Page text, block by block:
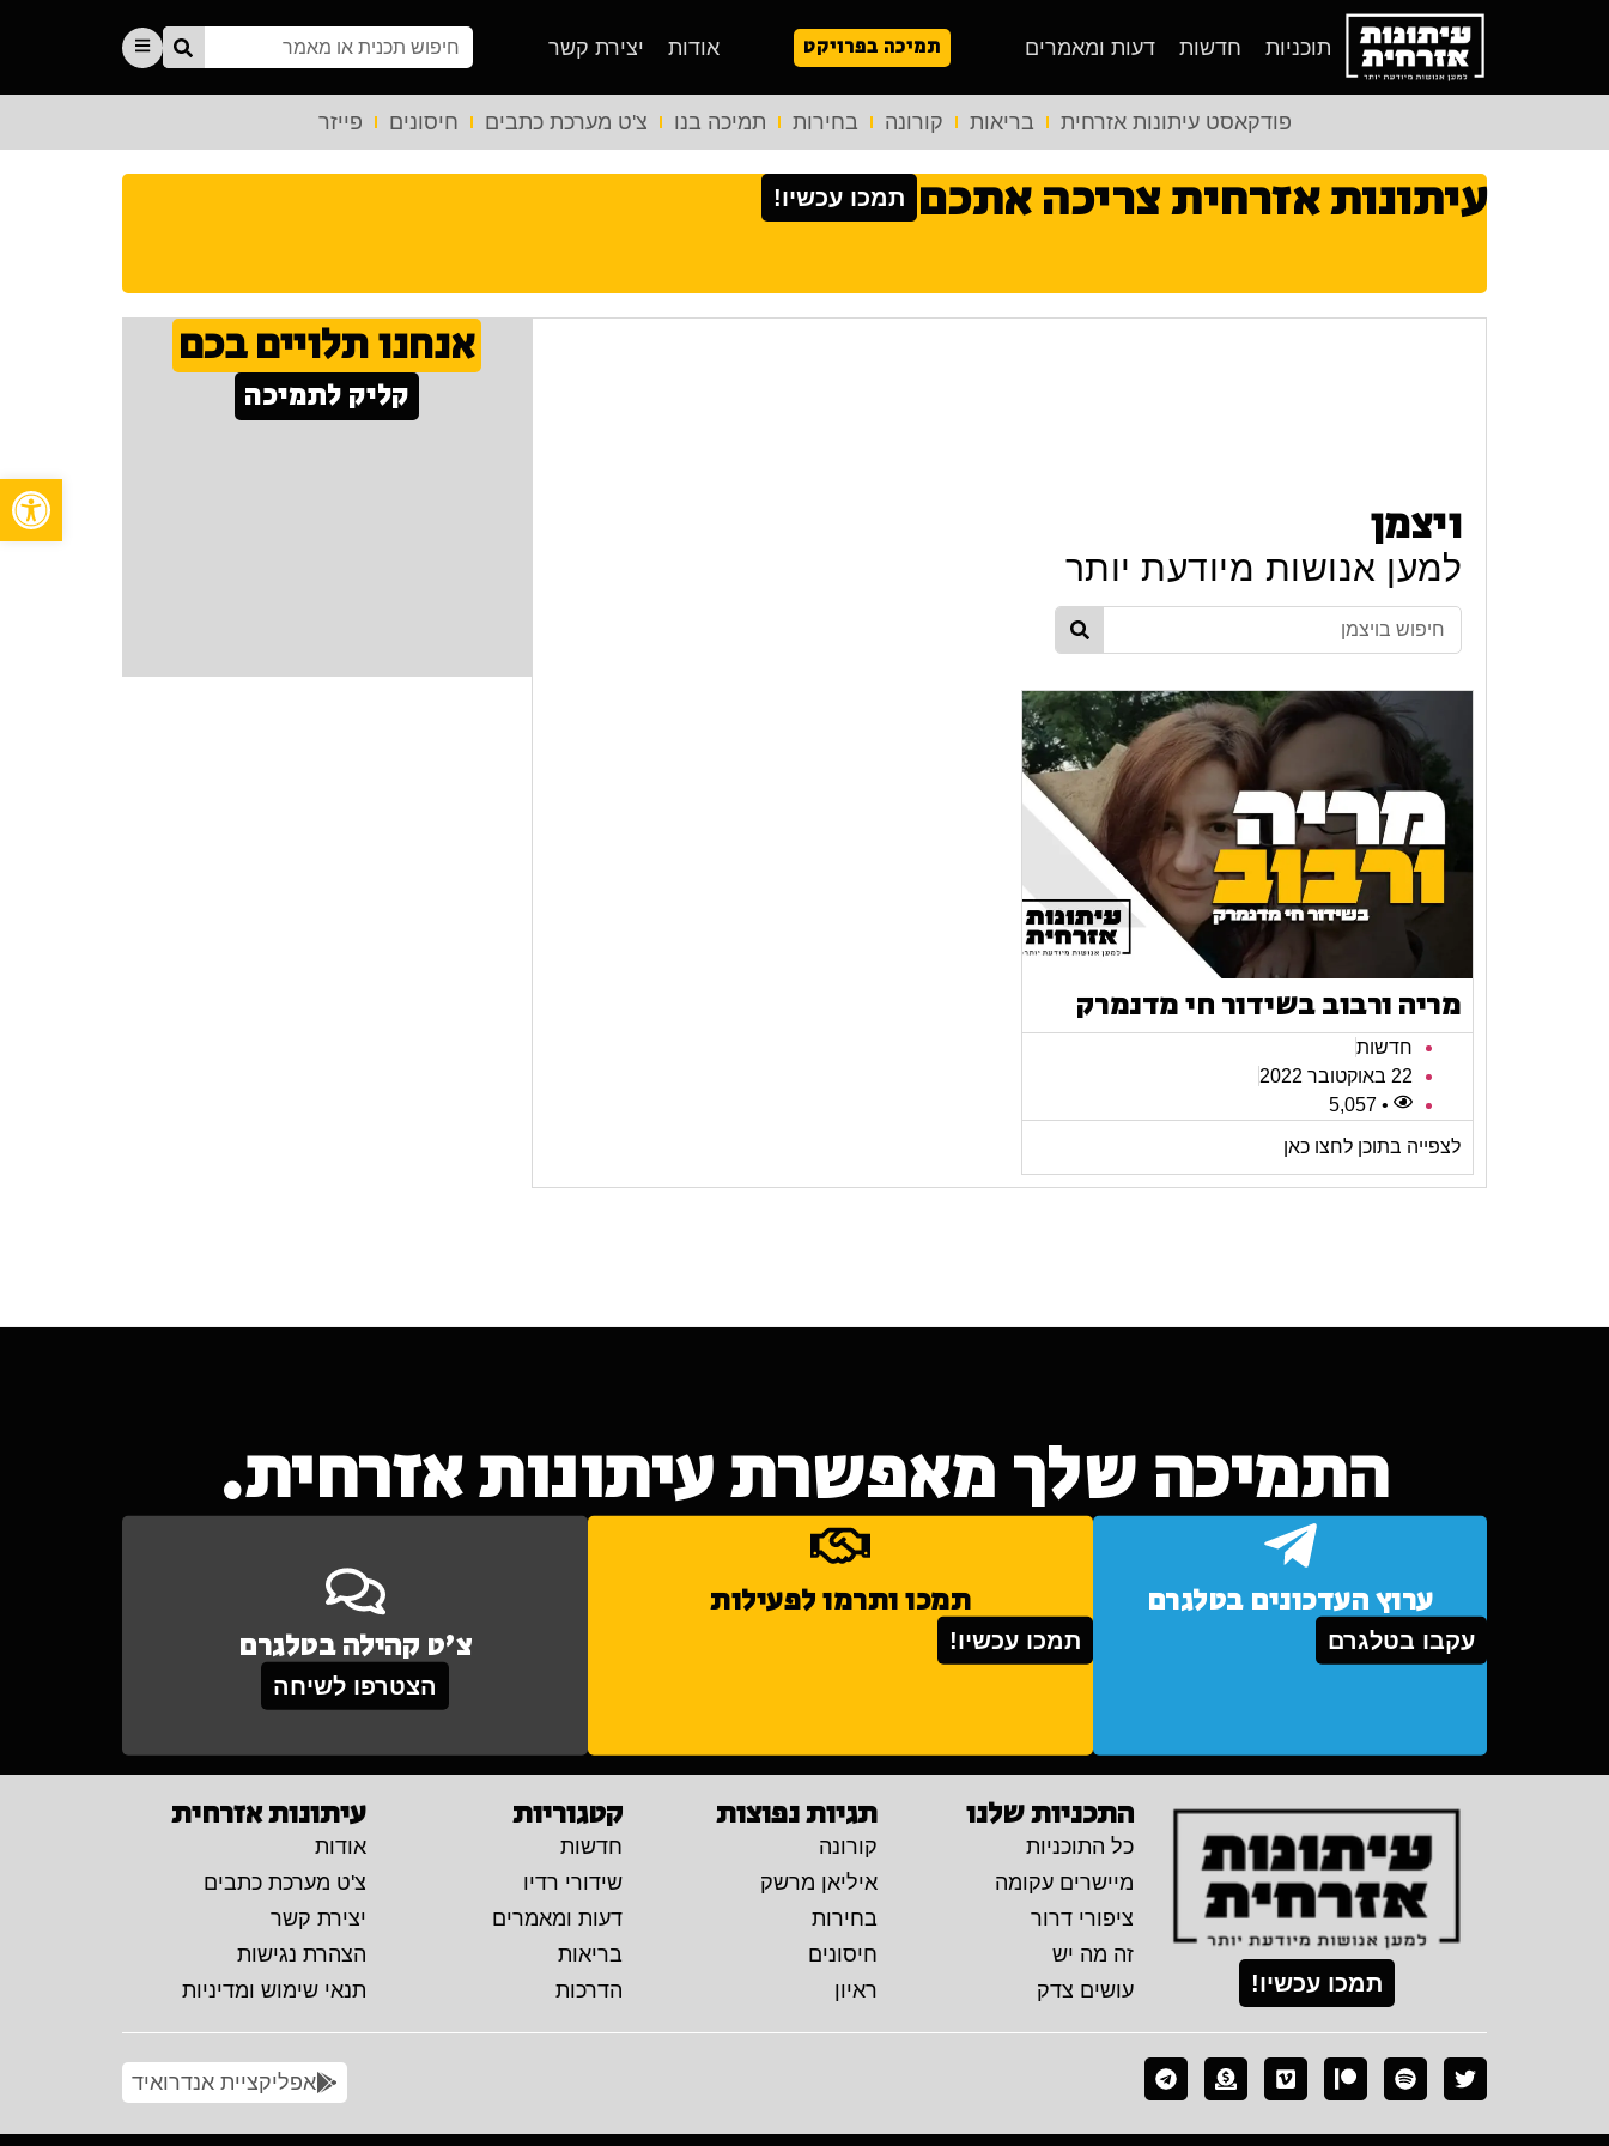
תוכניות חדשות דעות ומאמרים תמיכה בפרויקט אודות יצירת קשר
פודקאסט עיתונות אזרחית בריאות קורונה בחירות תמיכה בנו צ'ט מערכת כתבים חיסונים פייזר
עיתונות אזרחית צריכה אתכם תמכו עכשיו!
ויצמן
למען אנושות מיודעת יותר
מריה ורבוב בשידור חי מדנמרק
חדשות
22 באוקטובר 2022
• 5,057
לצפייה בתוכן לחצו כאן
אנחנו תלויים בכם
קליק לתמיכה
התמיכה שלך מאפשרת עיתונות אזרחית.
ערוץ העדכונים בטלגרם
עקבו בטלגרם
תמכו ותרמו לפעילות
תמכו עכשיו! צ'ט קהילה בטלגרם
הצטרפו לשיחה
תמכו עכשיו!
התכניות שלנו
כל התוכניות
מיישרים עקומה
ציפורי דרור
זה מה יש
עושים צדק
תגיות נפוצות
קורונה
איליאן מרשק
בחירות
חיסונים
ראיון
קטגוריות
חדשות
שידורי רדיו
דעות ומאמרים
בריאות
הדרכות
עיתונות אזרחית
אודות
צ'ט מערכת כתבים
יצירת קשר
הצהרת נגישות
תנאי שימוש ומדיניות
אפליקציית אנדרואיד